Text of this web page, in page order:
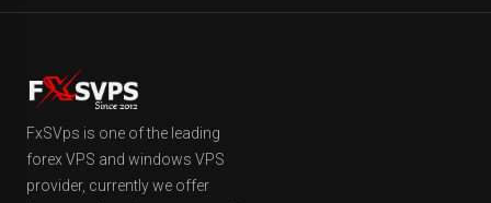
FxSVps is one of the leading
forex VPS and windows VPS
provider, currently we offer